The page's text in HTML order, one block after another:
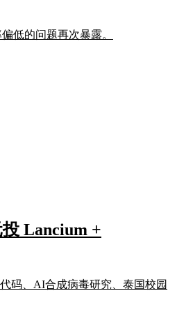
低的问题再次暴露。
Lancium +
码、AI合成病毒研究、泰国校园